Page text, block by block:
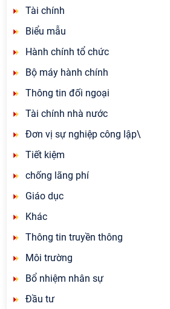
Tài chính
Biểu mẫu
Hành chính tổ chức
Bộ máy hành chính
Thông tin đối ngoại
Tài chính nhà nước
Đơn vị sự nghiệp công lập\
Tiết kiệm
chống lãng phí
Giáo dục
Khác
Thông tin truyền thông
Môi trường
Bổ nhiệm nhân sự
Đầu tư